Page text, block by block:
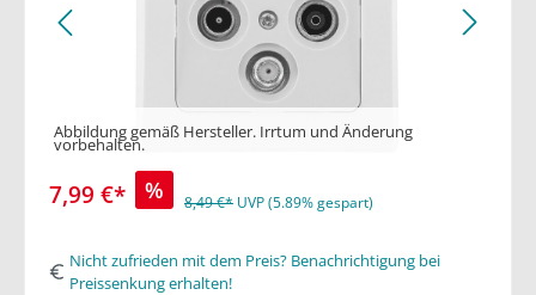
Abbildung gemäß Hersteller. Irrtum und Änderung
vorbehalten.
7,99 €* % 8,49 €* UVP (5.89% gespart)
Nicht zufrieden mit dem Preis? Benachrichtigung bei
Preissenkung erhalten!